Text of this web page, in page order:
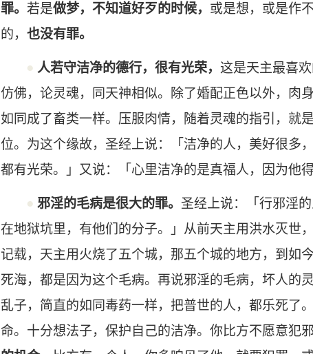
罪。 若是做梦，不知道好歹的时候， 或是想，或是作
的， 也没有罪。
● 人若守洁净的德行，很有光荣， 这是天主最喜
仿佛，论灵魂，同天神相似。除了婚配正色以外，肉
如同成了畜类一样。压服肉情，随着灵魂的指引，就
位。为这个缘故，圣经上说：「洁净的人，美好很多
都有光荣。」又说：「心里洁净的是真福人，因为他得
● 邪淫的毛病是很大的罪。 圣经上说：「行邪淫
在地狱坑里，有他们的分子。」从前天主用洪水灭世
记载，天主用火烧了五个城，那五个城的地方，到如
死海，都是因为这个毛病。再说邪淫的毛病，坏人的
乱子，简直的如同毒药一样，把普世的人，都乐死了
命。十分想法子，保护自己的洁净。你比方不愿意犯